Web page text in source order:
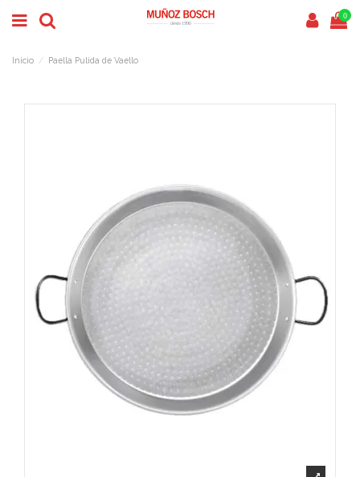
0
Inicio Paella Pulida de Vaello